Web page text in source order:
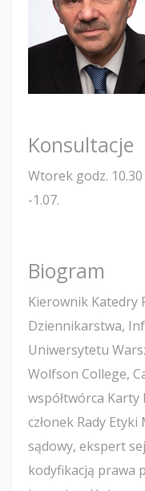
Konsultacje
Wtorek godz.
-1.07.
Biogram
Kierownik Katedry
Dziennikarstwa,
Uniwersytetu
Wolfson College,
współtwórca
członek Rady
sądowy, ekspert
kodyfikacją prawa